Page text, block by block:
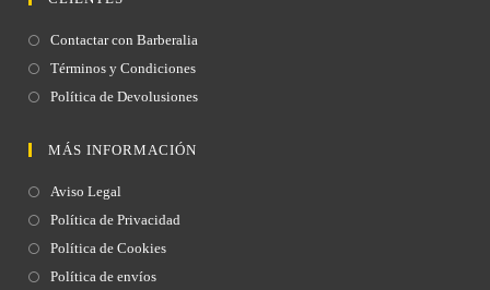
MÁS INFORMACIÓN
Aviso Legal
Política de Privacidad
Política de Cookies
Política de envíos
Contactar con Barberalia
Términos y Condiciones
Política de Devolusiones